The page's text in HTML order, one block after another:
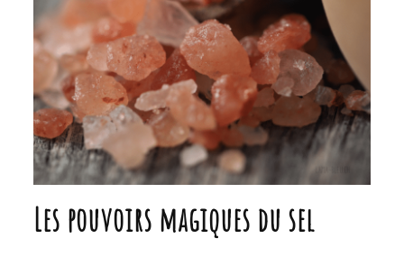
Les pouvoirs magiques du sel